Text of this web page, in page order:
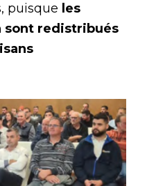
puisque les
sont redistribués